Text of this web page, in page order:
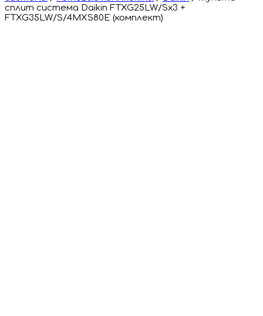
сплит система Daikin FTXG25LW/Sx3 +
FTXG35LW/S/4MXS80E (комплект)